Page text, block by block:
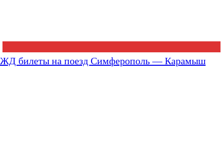
ЖД билеты на поезд Симферополь — Карамыш